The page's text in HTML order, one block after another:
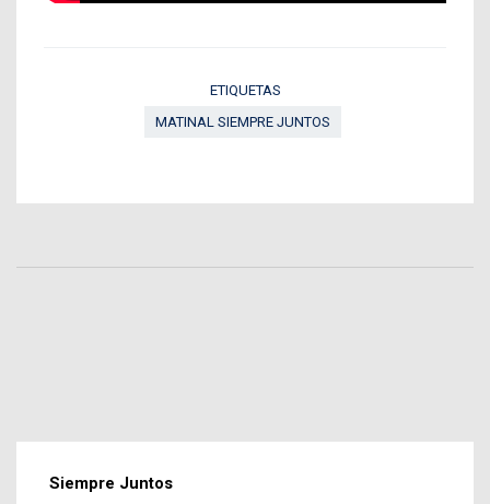
ETIQUETAS
MATINAL SIEMPRE JUNTOS
Siempre Juntos